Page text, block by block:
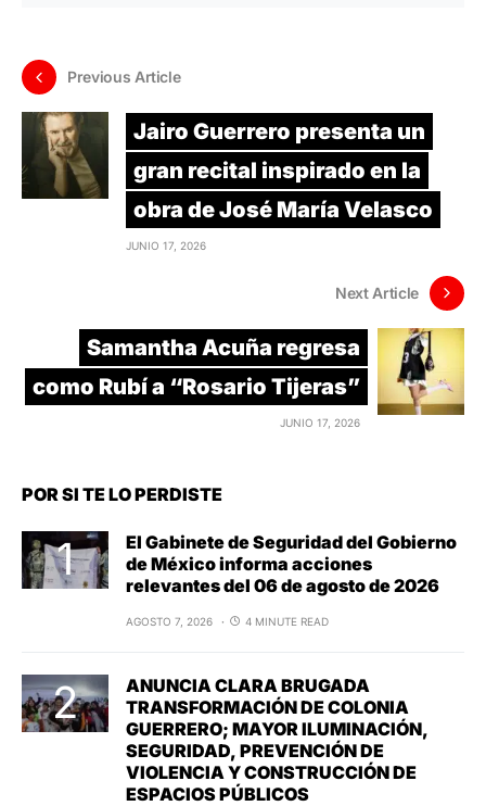
Previous Article
Jairo Guerrero presenta un
gran recital inspirado en la
obra de José María Velasco
JUNIO 17, 2026
Next Article
Samantha Acuña regresa
como Rubí a “Rosario Tijeras”
JUNIO 17, 2026
POR SI TE LO PERDISTE
El Gabinete de Seguridad del Gobierno
de México informa acciones
relevantes del 06 de agosto de 2026
AGOSTO 7, 2026 4 MINUTE READ
ANUNCIA CLARA BRUGADA
TRANSFORMACIÓN DE COLONIA
GUERRERO; MAYOR ILUMINACIÓN,
SEGURIDAD, PREVENCIÓN DE
VIOLENCIA Y CONSTRUCCIÓN DE
ESPACIOS PÚBLICOS